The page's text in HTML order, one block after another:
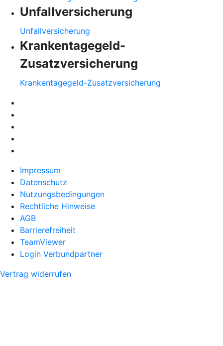
Unfallversicherung
Unfallversicherung
Krankentagegeld-
Zusatzversicherung
Krankentagegeld-Zusatzversicherung
Impressum
Datenschutz
Nutzungsbedingungen
Rechtliche Hinweise
AGB
Barrierefreiheit
TeamViewer
Login Verbundpartner
Vertrag widerrufen